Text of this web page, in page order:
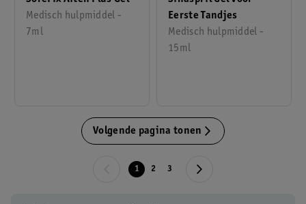
Medisch hulpmiddel -
7ml
Eerste Tandjes
Medisch hulpmiddel -
15ml
Volgende pagina tonen
1 2 3